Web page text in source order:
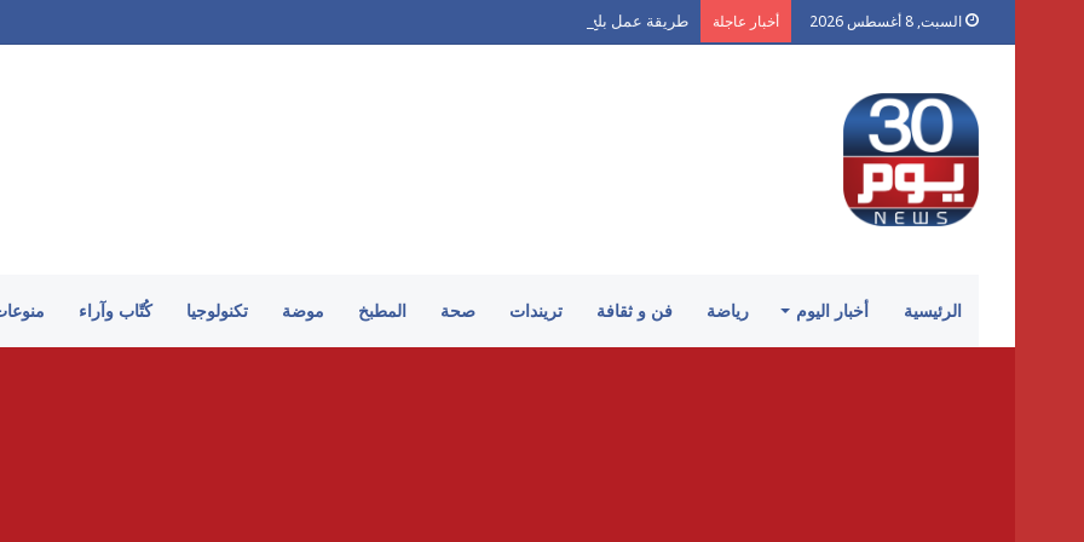
السبت, 8 أغسطس 2026 أخبار عاجلة طريقة عمل بلح الشام على الطريقة السورية
الرئيسية أخبار اليوم رياضة فن و ثقافة تريندات صحة المطبخ موضة تكنولوجيا كُتّاب وآراء